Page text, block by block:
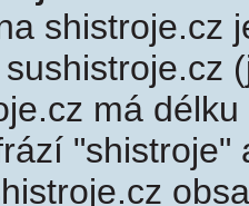
shistroje.cz
má
"shistroje"